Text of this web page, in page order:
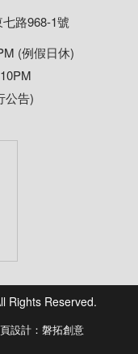
路968-1號
(例假日休)
公告)
Rights Reserved.
設計：磐拓創意